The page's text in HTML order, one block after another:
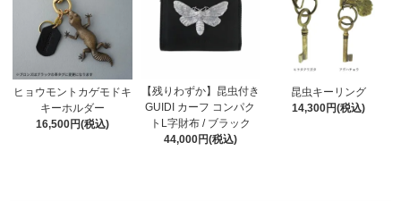
ヒョウモントカゲモドキ
キーホルダー
16,500円(税込)
【残りわずか】昆虫付き
GUIDI カーフ コンパク
トL字財布 / ブラック
44,000円(税込)
昆虫キーリング
14,300円(税込)